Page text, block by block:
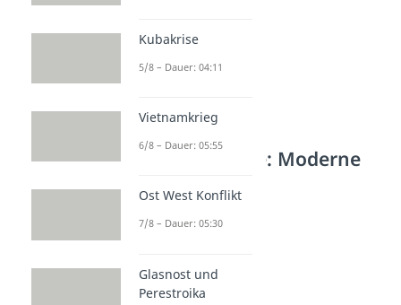
Weitere Inhalte: Moderne
Nationalsozialismus
Dauer: 05:34
Rassenlehre
Dauer: 05:16
Kubakrise
5/8 – Dauer: 04:11
Vietnamkrieg
6/8 – Dauer: 05:55
Ost West Konflikt
7/8 – Dauer: 05:30
Glasnost und
Perestroika